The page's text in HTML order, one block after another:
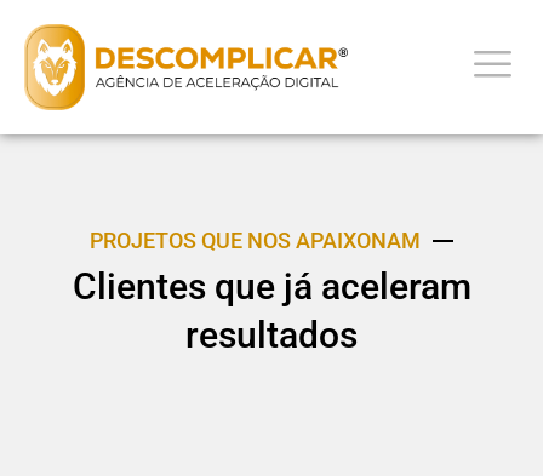
PROJETOS QUE NOS APAIXONAM
Clientes que já aceleram
resultados